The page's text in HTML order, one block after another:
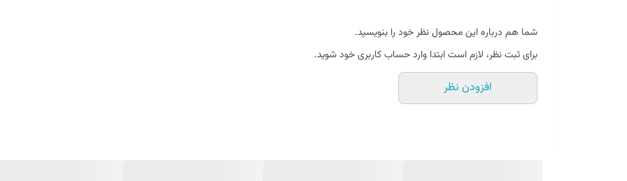
شما هم درباره این محصول نظر خود را بنویسید.
برای ثبت نظر، لازم است ابتدا وارد حساب کاربری خود شوید.
افزودن نظر